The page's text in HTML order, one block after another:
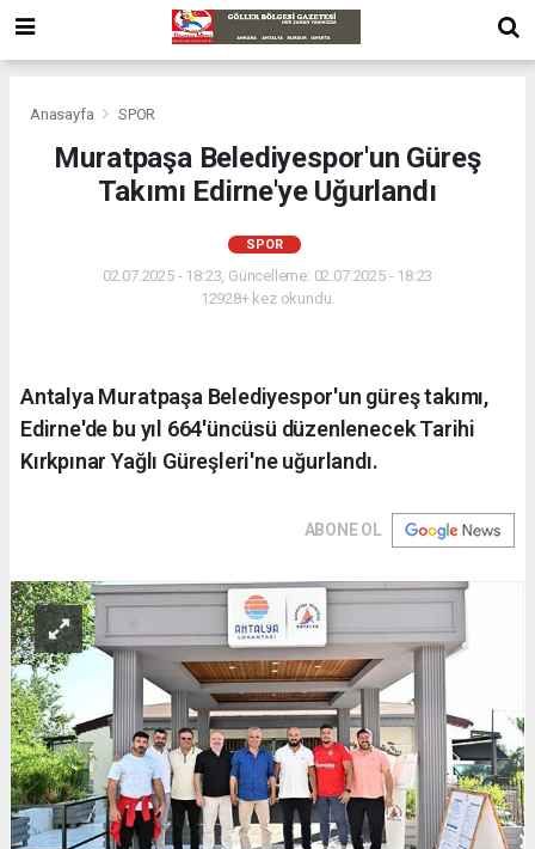
Anasayfa SPOR
Muratpaşa Belediyespor'un Güreş
Takımı Edirne'ye Uğurlandı
SPOR
02.07.2025 - 18:23, Güncelleme: 02.07.2025 - 18:23
12928+ kez okundu.
Antalya Muratpaşa Belediyespor'un güreş takımı,
Edirne'de bu yıl 664'üncüsü düzenlenecek Tarihi
Kırkpınar Yağlı Güreşleri'ne uğurlandı.
ABONE OL